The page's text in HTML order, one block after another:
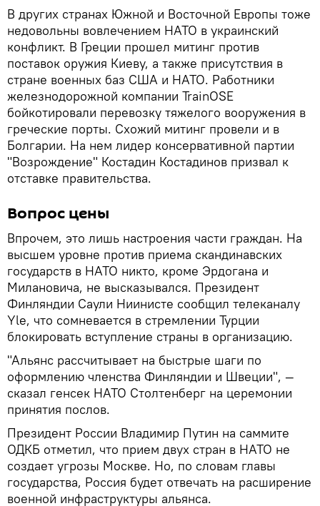
В других странах Южной и Восточной Европы тоже
недовольны вовлечением НАТО в украинский
конфликт. В Греции прошел митинг против
поставок оружия Киеву, а также присутствия в
стране военных баз США и НАТО. Работники
железнодорожной компании TrainOSE
бойкотировали перевозку тяжелого вооружения в
греческие порты. Схожий митинг провели и в
Болгарии. На нем лидер консервативной партии
"Возрождение" Костадин Костадинов призвал к
отставке правительства.
Вопрос цены
Впрочем, это лишь настроения части граждан. На
высшем уровне против приема скандинавских
государств в НАТО никто, кроме Эрдогана и
Милановича, не высказывался. Президент
Финляндии Саули Ниинисте сообщил телеканалу
Yle, что сомневается в стремлении Турции
блокировать вступление страны в организацию.
"Альянс рассчитывает на быстрые шаги по
оформлению членства Финляндии и Швеции", —
сказал генсек НАТО Столтенберг на церемонии
принятия послов.
Президент России Владимир Путин на саммите
ОДКБ отметил, что прием двух стран в НАТО не
создает угрозы Москве. Но, по словам главы
государства, Россия будет отвечать на расширение
военной инфраструктуры альянса.